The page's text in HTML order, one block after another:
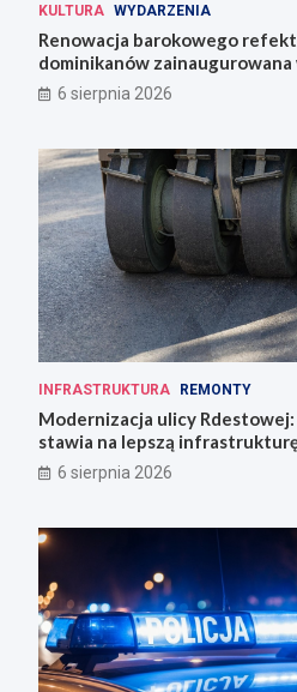
KULTURA WYDARZENIA
Renowacja barokowego
dominikanów zainaugurowana
Wrocławiu
6 sierpnia 2026
INFRASTRUKTURA REMONTY
Modernizacja ulicy Rdestowej:
stawia na lepszą
6 sierpnia 2026